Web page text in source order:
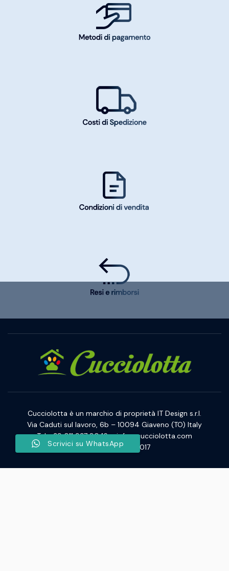
Cucciolotta è un marchio di proprietà IT Design s.r.l.
Via Caduti sul lavoro, 6b – 10094 Giaveno (TO) Italy
Tel. +39 011 937 80 16 – info@cucciolotta.com
P.IVA/CF 11457300017
Scrivici su WhatsApp